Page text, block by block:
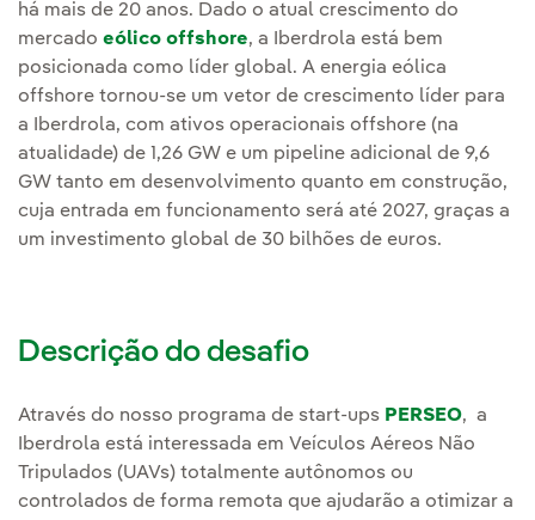
há mais de 20 anos. Dado o atual crescimento do
mercado eólico offshore, a Iberdrola está bem
posicionada como líder global. A energia eólica
offshore tornou-se um vetor de crescimento líder para
a Iberdrola, com ativos operacionais offshore (na
atualidade) de 1,26 GW e um pipeline adicional de 9,6
GW tanto em desenvolvimento quanto em construção,
cuja entrada em funcionamento será até 2027, graças a
um investimento global de 30 bilhões de euros.
Descrição do desafio
Através do nosso programa de start-ups PERSEO, a
Iberdrola está interessada em Veículos Aéreos Não
Tripulados (UAVs) totalmente autônomos ou
controlados de forma remota que ajudarão a otimizar a